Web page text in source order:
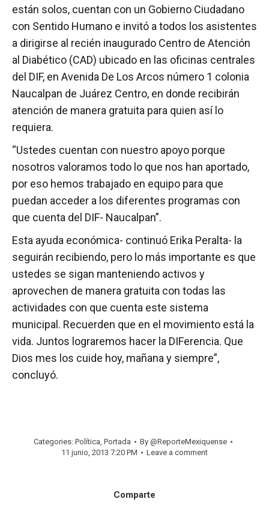
están solos, cuentan con un Gobierno Ciudadano
con Sentido Humano e invitó a todos los asistentes
a dirigirse al recién inaugurado Centro de Atención
al Diabético (CAD) ubicado en las oficinas centrales
del DIF, en Avenida De Los Arcos número 1 colonia
Naucalpan de Juárez Centro, en donde recibirán
atención de manera gratuita para quien así lo
requiera.
“Ustedes cuentan con nuestro apoyo porque
nosotros valoramos todo lo que nos han aportado,
por eso hemos trabajado en equipo para que
puedan acceder a los diferentes programas con
que cuenta del DIF- Naucalpan”.
Esta ayuda económica- continuó Erika Peralta- la
seguirán recibiendo, pero lo más importante es que
ustedes se sigan manteniendo activos y
aprovechen de manera gratuita con todas las
actividades con que cuenta este sistema
municipal. Recuerden que en el movimiento está la
vida. Juntos lograremos hacer la DIFerencia. Que
Dios mes los cuide hoy, mañana y siempre”,
concluyó.
Categories: Política, Portada By @ReporteMexiquense
11 junio, 2013 7:20 PM
Leave a comment
Comparte